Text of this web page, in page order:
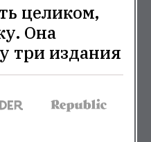
целиком,
Она
три издания